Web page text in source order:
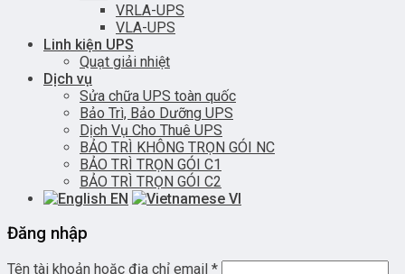
VRLA-UPS
VLA-UPS
Linh kiện UPS
Quạt giải nhiệt
Dịch vụ
Sửa chữa UPS toàn quốc
Bảo Trì, Bảo Dưỡng UPS
Dịch Vụ Cho Thuê UPS
BẢO TRÌ KHÔNG TRỌN GÓI NC
BẢO TRÌ TRỌN GÓI C1
BẢO TRÌ TRỌN GÓI C2
EN
VI
Đăng nhập
Tên tài khoản hoặc địa chỉ email *